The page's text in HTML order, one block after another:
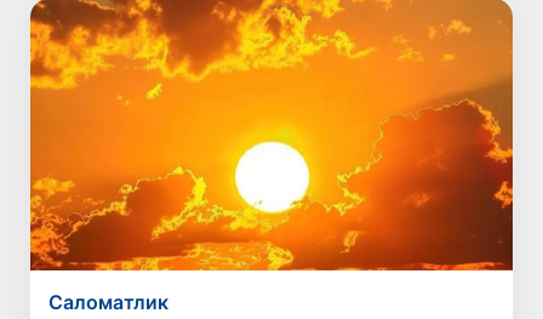
Саломатлик